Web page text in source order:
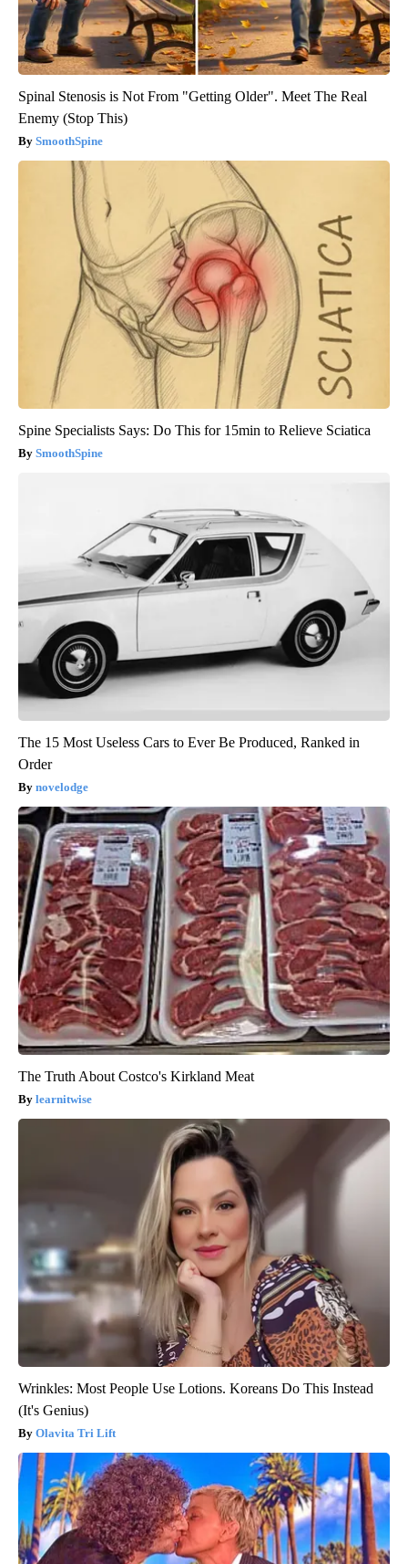
Spinal Stenosis is Not From "Getting Older". Meet The Real
Enemy (Stop This)
SmoothSpine
Spine Specialists Says: Do This for 15min to Relieve Sciatica
SmoothSpine
The 15 Most Useless Cars to Ever Be Produced, Ranked in
Order
novelodge
The Truth About Costco's Kirkland Meat
learnitwise
Wrinkles: Most People Use Lotions. Koreans Do This Instead
(It's Genius)
Olavita Tri Lift